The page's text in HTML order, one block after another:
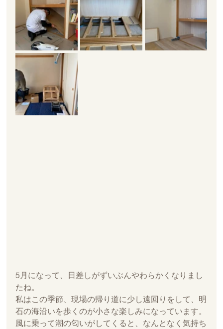
5月になって、日差しがずいぶんやわらかくなりまし
たね。
私はこの季節、現場の帰り道に少し遠回りをして、明
石の海沿いを歩くのが小さな楽しみになっています。
風に乗って潮の匂いがしてくると、なんとなく気持ち